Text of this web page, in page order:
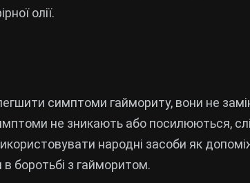
олії.
симптоми гаймориту, вони не
не зникають або посилюються,
народні засоби як
боротьбі з гайморитом.